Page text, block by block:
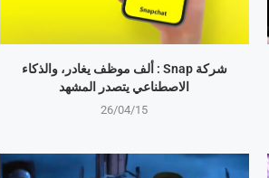
شركة Snap : ألف موظف يغادر، والذكاء
الاصطناعي يتصدر المشهد
26/04/15